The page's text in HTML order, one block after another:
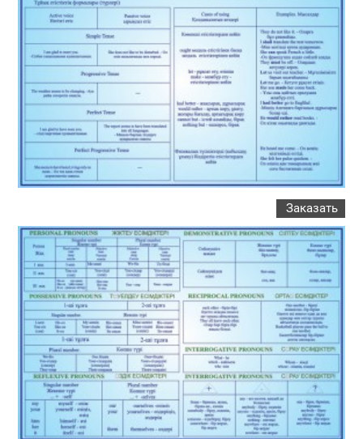
Заказать